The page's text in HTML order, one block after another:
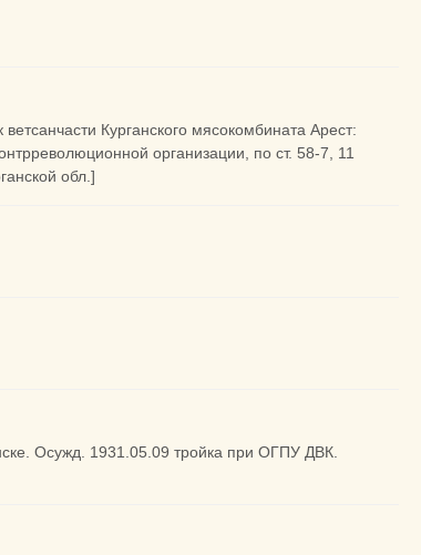
Курганского мясокомбината Арест:
организации, по ст. 58-7, 11
обл.]
Осужд. 1931.05.09 тройка при ОГПУ ДВК.